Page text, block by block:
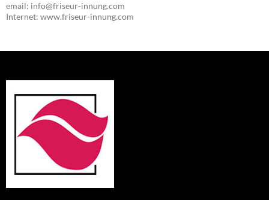
email: info@friseur-innung.com
Internet: www.friseur-innung.com